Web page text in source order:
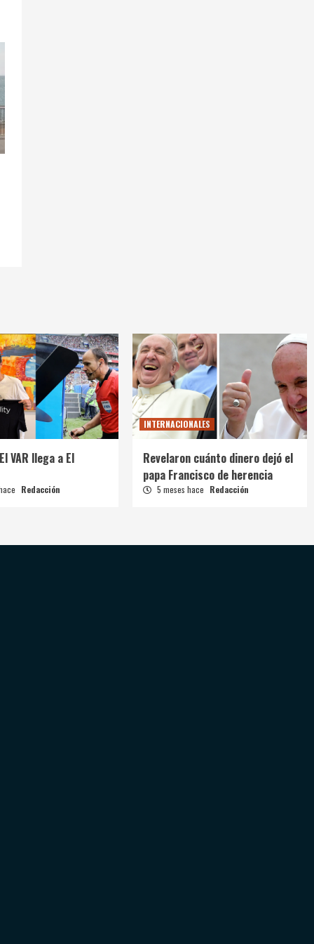
VAR llega a El
Redacción
INTERNACIONALES
Revelaron cuánto dinero dejó el
papa Francisco de herencia
5 meses hace Redacción